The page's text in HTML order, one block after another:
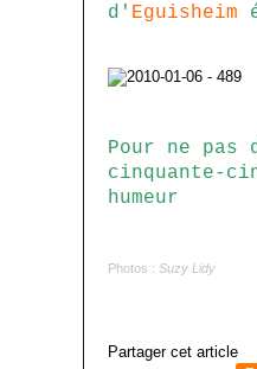
d' Eguisheim
Pour ne
cinquante-
humeur
Photos : Suzy Lidy
Partager cet article